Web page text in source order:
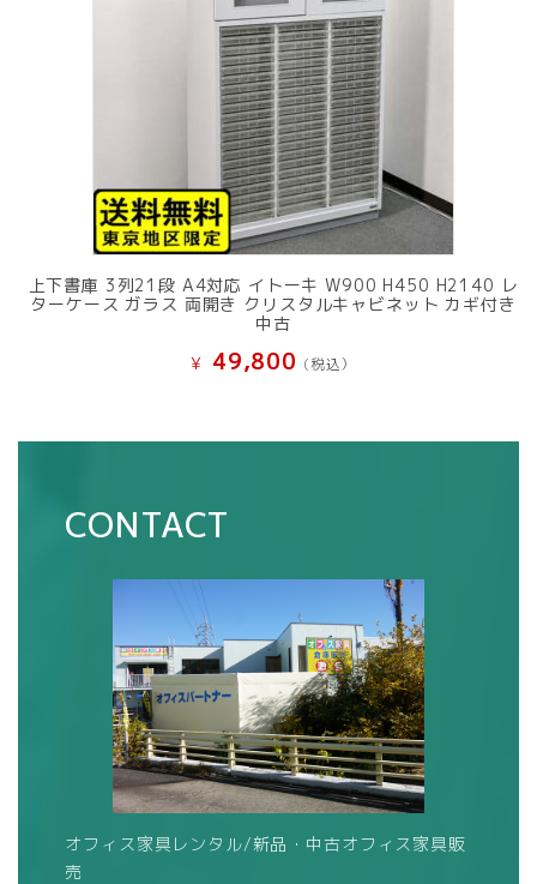
上下書庫 3列21段 A4対応 イトーキ W900 H450 H2140 レ
ターケース ガラス 両開き クリスタルキャビネット カギ付き
中古
¥ 49,800 (税込）
CONTACT
オフィス家具レンタル/新品・中古オフィス家具販
売